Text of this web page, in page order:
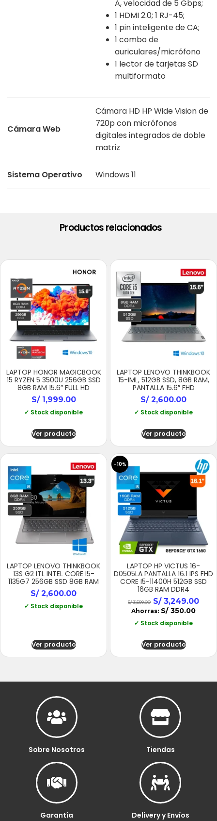
A, velocidad de 5 Gbps;
1 HDMI 2.0; 1 RJ-45;
1 pin inteligente de CA;
1 combo de
auriculares/micrófono
1 lector de tarjetas SD
multiformato
Cámara Web
Cámara HD HP Wide Vision de
720p con micrófonos
digitales integrados de doble
matriz
Sistema Operativo Windows 11
Productos relacionados
LAPTOP HONOR MAGICBOOK
15 RYZEN 5 3500U 256GB SSD
8GB RAM 15.6″ FULL HD
S/1,999.00
✓ Stock disponible
Ver producto
LAPTOP LENOVO THINKBOOK
15-IML, 512GB SSD, 8GB RAM,
PANTALLA 15.6″ FHD
S/2,600.00
✓ Stock disponible
Ver producto
LAPTOP LENOVO THINKBOOK
13S G2 ITL INTEL CORE I5-
1135G7 256GB SSD 8GB RAM
S/2,600.00
✓ Stock disponible
Ver producto
-10%
LAPTOP HP VICTUS 16-
D0505LA PANTALLA 16.1 IPS FHD
CORE I5-11400H 512GB SSD
16GB RAM DDR4
S/3,599.00 S/3,249.00
Ahorras: S/ 350.00
✓ Stock disponible
Ver producto
Sobre Nosotros Tiendas
Garantía Delivery y Envíos